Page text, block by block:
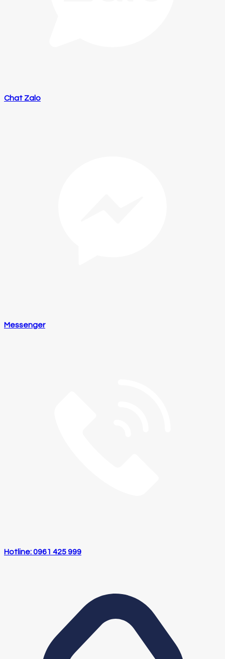
Chat Zalo
Messenger
Hotline: 0961 425 999